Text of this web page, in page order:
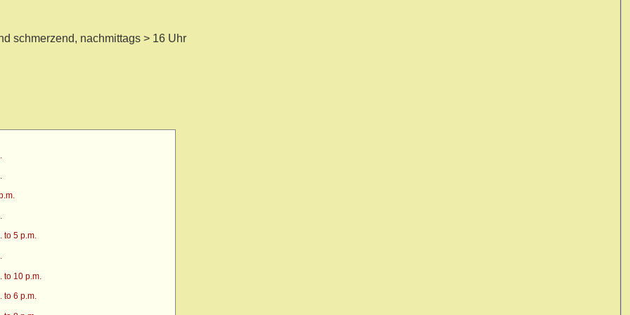
schmerzend, nachmittags > 16 Uhr
to 5 p.m.
10 p.m.
to 6 p.m.